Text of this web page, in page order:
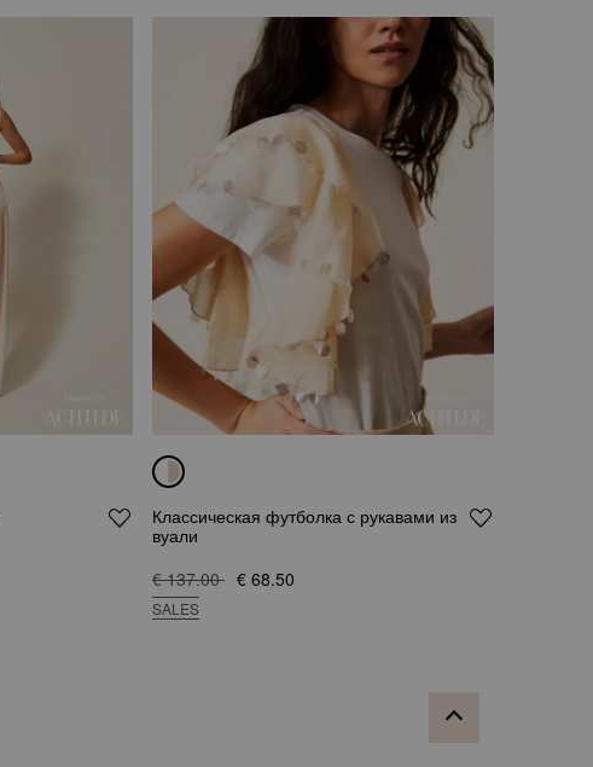
Классическая футболка с рукавами из
вуали
€ 137.00 € 68.50
SALES